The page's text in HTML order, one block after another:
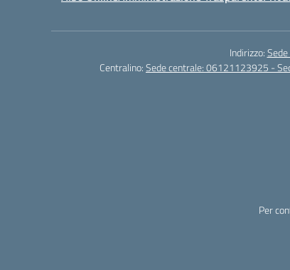
Indirizzo:
Centralino:Sede centrale: 06121123925 -
Per